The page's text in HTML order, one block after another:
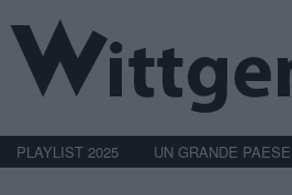
PLAYLIST 2025 UN GRANDE PAESE